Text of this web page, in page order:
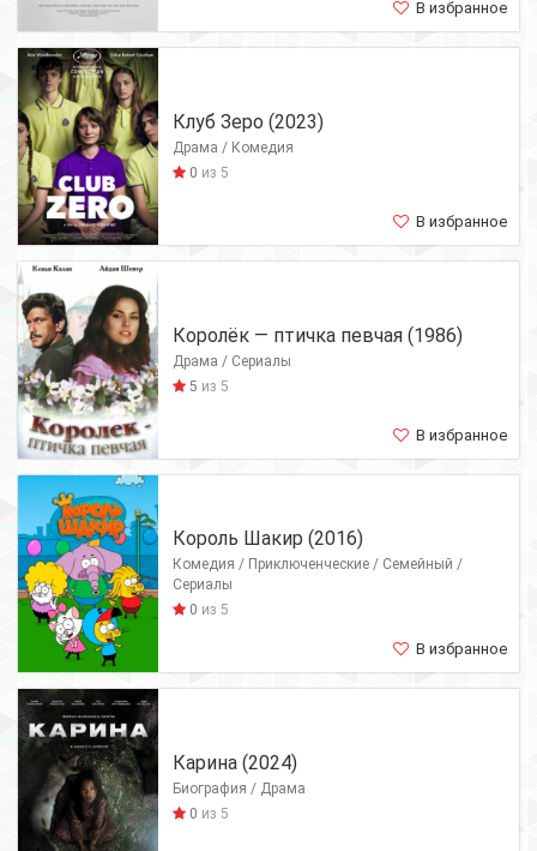
В избранное
Клуб Зеро (2023)
Драма / Комедия
0 из 5
В избранное
Королёк — птичка певчая (1986)
Драма / Сериалы
5 из 5
В избранное
Король Шакир (2016)
Комедия / Приключенческие / Семейный /
Сериалы
0 из 5
В избранное
Карина (2024)
Биография / Драма
0 из 5